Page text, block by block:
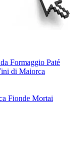
Formaggio Paté
di Maiorca
Fionde Mortai